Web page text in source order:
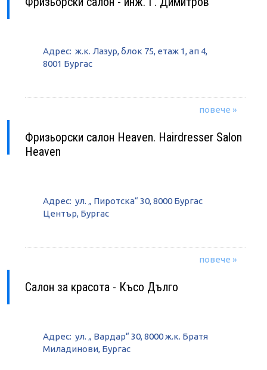
Адрес: ж.к. Лазур, блок 75, етаж 1, ап 4,
8001 Бургас
повече »
Фризьорски салон Heaven. Hairdresser Salon
Heaven
Адрес: ул. „ Пиротска“ 30, 8000 Бургас
Център, Бургас
повече »
Салон за красота - Късо Дълго
Адрес: ул. „ Вардар“ 30, 8000 ж.к. Братя
Миладинови, Бургас